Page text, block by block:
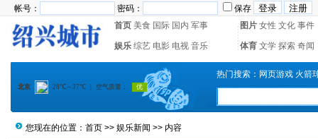
帐号： 密码：
保存
首页 美食 国际 国内 军事 图片 女性 文化 事件
娱乐 综艺 电影 电视 音乐 体育 文学 探索 奇闻
热门搜索： 网页游戏 火箭
您现在的位置： 首页 >> 娱乐新闻 >> 内容